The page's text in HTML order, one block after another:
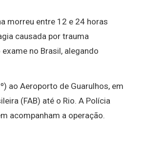
morreu entre 12 e 24 horas
causada por trauma
no Brasil, alegando
ao Aeroporto de Guarulhos, em
(FAB) até o Rio. A Polícia
acompanham a operação.